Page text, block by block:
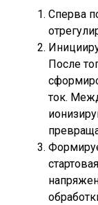
Сперва
После
ток.